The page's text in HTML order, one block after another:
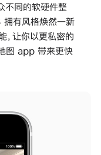
同的软硬件整
拥有风格焕然一新
，让你以更私密的
图 app 带来更快